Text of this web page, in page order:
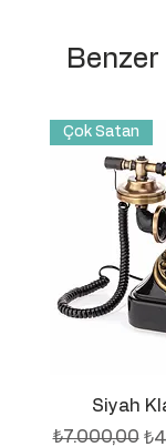
Çok Satan
Siyah
Normal Fiyat
₺7.000,00
İndirimli Fiyat